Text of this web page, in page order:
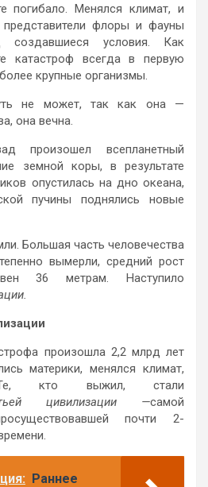
погибало. Менялся климат, и
флоры и фауны
создавшиеся условия. Как
катастроф всегда в первую
крупные организмы.
не может, так как она —
она вечна.
произошел всепланетный
земной коры, в результате
опустилась на дно океана,
пучины поднялись новые
Большая часть человечества
вымерли, средний рост
36 метрам. Наступило
произошла 2,2 млрд лет
материки, менялся климат,
кто выжил, стали
цивилизации —самой
почти 2-
Раннее